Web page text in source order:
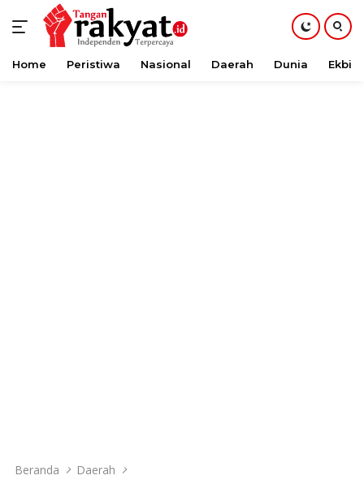
Langsung
Home Peristiwa Nasional Daerah Dunia Ekbis
Beranda Daerah